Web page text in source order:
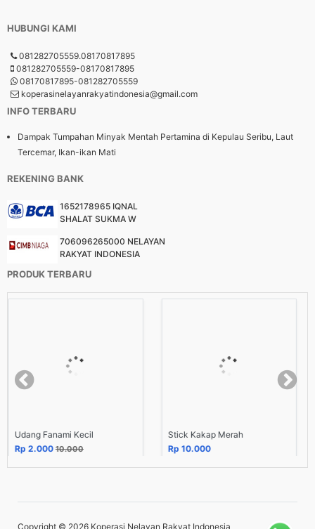
HUBUNGI KAMI
081282705559.08170817895
081282705559-08170817895
08170817895-081282705559
koperasinelayanrakyatindonesia@gmail.com
INFO TERBARU
Dampak Tumpahan Minyak Mentah Pertamina di Kepulau Seribu, Laut
Tercemar, Ikan-ikan Mati
REKENING BANK
1652178965 IQNAL
SHALAT SUKMA W
706096265000 NELAYAN
RAKYAT INDONESIA
PRODUK TERBARU
Stick Kakap Merah
Copyright © 2026 Koperasi Nelayan Rakyat Indonesia